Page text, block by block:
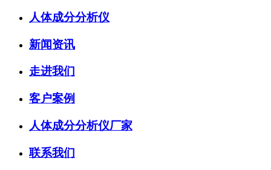
人体成分分析仪
新闻资讯
走进我们
客户案例
人体成分分析仪厂家
联系我们